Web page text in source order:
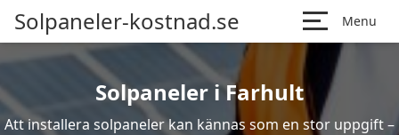
Solpaneler-kostnad.se Menu
Solpaneler i Farhult
Att installera solpaneler kan kännas som en stor uppgift –